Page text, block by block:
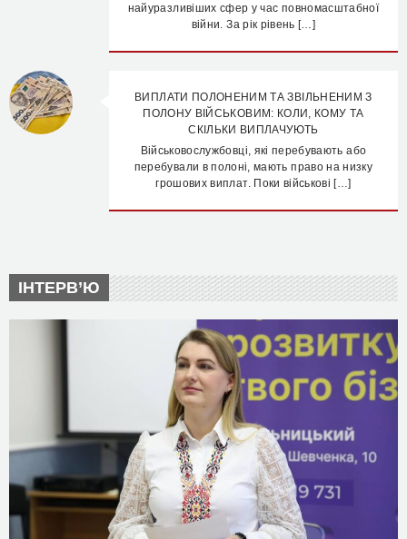
найуразливіших сфер у час повномасштабної
війни. За рік рівень […]
ВИПЛАТИ ПОЛОНЕНИМ ТА ЗВІЛЬНЕНИМ З
ПОЛОНУ ВІЙСЬКОВИМ: КОЛИ, КОМУ ТА
СКІЛЬКИ ВИПЛАЧУЮТЬ
Військовослужбовці, які перебувають або
перебували в полоні, мають право на низку
грошових виплат. Поки військові […]
ІНТЕРВ’Ю